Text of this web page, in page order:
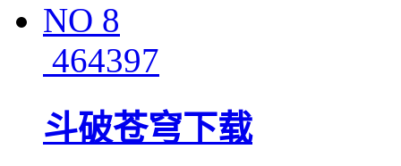
NO 8
464397
斗破苍穹下载